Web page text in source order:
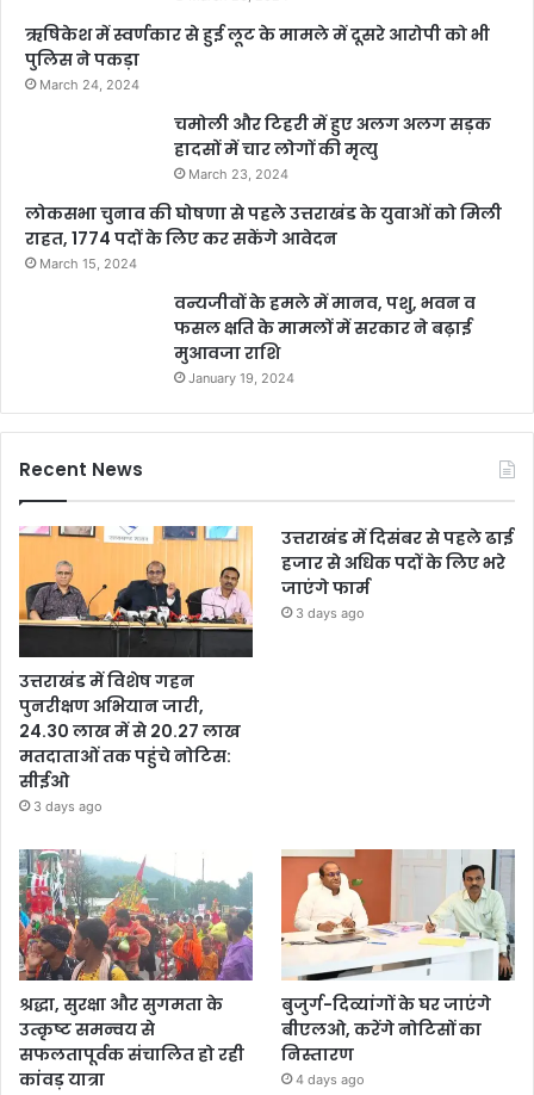
ऋषिकेश में स्वर्णकार से हुई लूट के मामले में दूसरे आरोपी को भी
पुलिस ने पकड़ा
March 24, 2024
चमोली और टिहरी में हुए अलग अलग सड़क
हादसों में चार लोगों की मृत्यु
March 23, 2024
लोकसभा चुनाव की घोषणा से पहले उत्तराखंड के युवाओं को मिली
राहत, 1774 पदों के लिए कर सकेंगे आवेदन
March 15, 2024
वन्यजीवों के हमले में मानव, पशु, भवन व
फसल क्षति के मामलों में सरकार ने बढ़ाई
मुआवजा राशि
January 19, 2024
Recent News
उत्तराखंड में विशेष गहन
पुनरीक्षण अभियान जारी,
24.30 लाख में से 20.27 लाख
मतदाताओं तक पहुंचे नोटिस:
सीईओ
3 days ago
उत्तराखंड में दिसंबर से पहले ढाई
हजार से अधिक पदों के लिए भरे
जाएंगे फार्म
3 days ago
श्रद्धा, सुरक्षा और सुगमता के
उत्कृष्ट समन्वय से
सफलतापूर्वक संचालित हो रही
कांवड़ यात्रा
बुजुर्ग-दिव्यांगों के घर जाएंगे
बीएलओ, करेंगे नोटिसों का
निस्तारण
4 days ago